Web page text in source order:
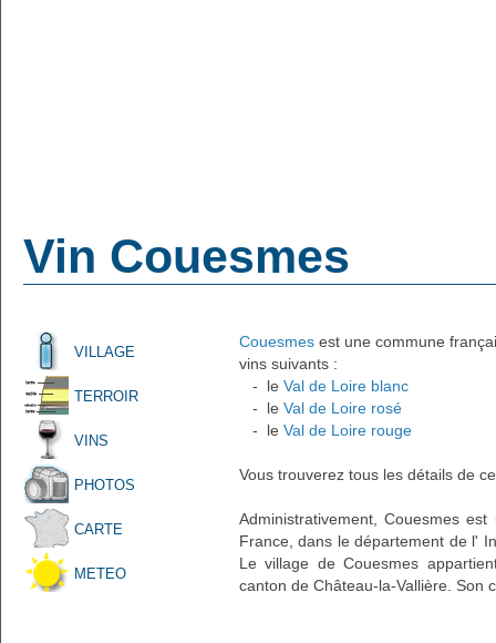
Vin Couesmes
VILLAGE
TERROIR
VINS
PHOTOS
CARTE
METEO
Couesmes est une commune
vins suivants :
- le Val de Loire blanc
- le Val de Loire rosé
- le Val de Loire rouge
Vous trouverez tous les détails de
Administrativement, Couesmes
France, dans le département de l'
Le village de Couesmes
canton de Château-la-Vallière. Son